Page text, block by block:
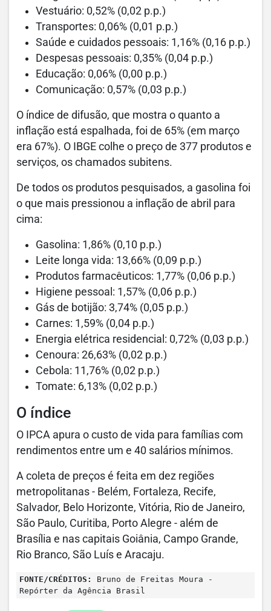
Vestuário: 0,52% (0,02 p.p.)
Transportes: 0,06% (0,01 p.p.)
Saúde e cuidados pessoais: 1,16% (0,16 p.p.)
Despesas pessoais: 0,35% (0,04 p.p.)
Educação: 0,06% (0,00 p.p.)
Comunicação: 0,57% (0,03 p.p.)
O índice de difusão, que mostra o quanto a
inflação está espalhada, foi de 65% (em março
era 67%). O IBGE colhe o preço de 377 produtos e
serviços, os chamados subitens.
De todos os produtos pesquisados, a gasolina foi
o que mais pressionou a inflação de abril para
cima:
Gasolina: 1,86% (0,10 p.p.)
Leite longa vida: 13,66% (0,09 p.p.)
Produtos farmacêuticos: 1,77% (0,06 p.p.)
Higiene pessoal: 1,57% (0,06 p.p.)
Gás de botijão: 3,74% (0,05 p.p.)
Carnes: 1,59% (0,04 p.p.)
Energia elétrica residencial: 0,72% (0,03 p.p.)
Cenoura: 26,63% (0,02 p.p.)
Cebola: 11,76% (0,02 p.p.)
Tomate: 6,13% (0,02 p.p.)
O índice
O IPCA apura o custo de vida para famílias com
rendimentos entre um e 40 salários mínimos.
A coleta de preços é feita em dez regiões
metropolitanas - Belém, Fortaleza, Recife,
Salvador, Belo Horizonte, Vitória, Rio de Janeiro,
São Paulo, Curitiba, Porto Alegre - além de
Brasília e nas capitais Goiânia, Campo Grande,
Rio Branco, São Luís e Aracaju.
FONTE/CRÉDITOS:
Bruno de Freitas Moura -
Repórter da Agência Brasil